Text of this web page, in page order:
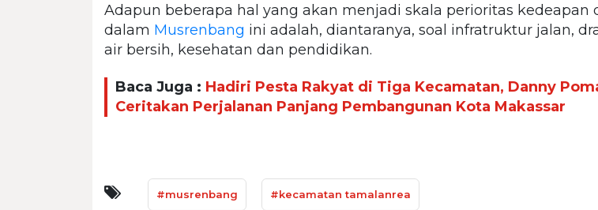
Adapun beberapa hal yang akan menjadi skala perioritas kedeapan
dalam Musrenbang ini adalah, diantaranya, soal infratruktur jalan,
air bersih, kesehatan dan pendidikan.
Baca Juga : Hadiri Pesta Rakyat di Tiga Kecamatan, Danny
Ceritakan Perjalanan Panjang Pembangunan Kota Makassar
#musrenbang #kecamatan tamalanrea